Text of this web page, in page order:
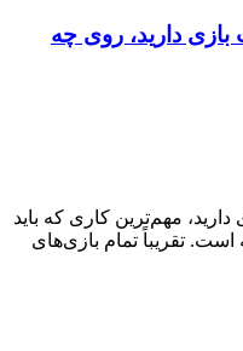
فرصت بازی دارید، روی چه
بازی دارید، مهم‌ترین کاری که باید
است. تقریباً تمام بازی‌های